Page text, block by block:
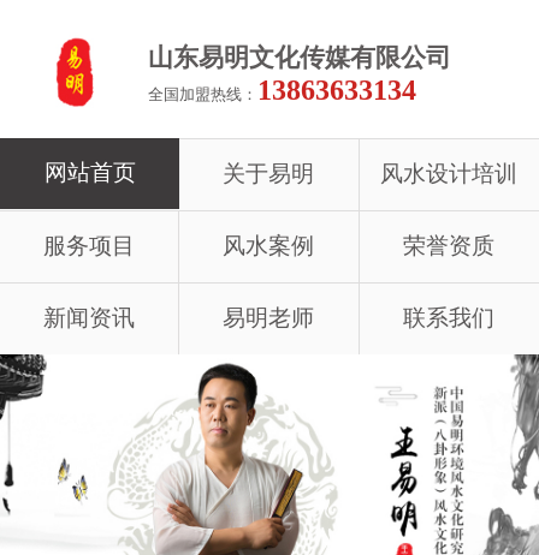
山东易明文化传媒有限公司
全国加盟热线： 13863633134
网站首页 关于易明 风水设计培训
服务项目 风水案例 荣誉资质
新闻资讯 易明老师 联系我们